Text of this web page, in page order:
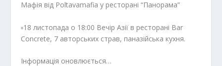
Мафія від Poltavamafia у ресторані “Панорама”
▫️18 листопада о 18:00 Вечір Азії в ресторані Bar
Concrete, 7 авторських страв, паназійська кухня.
Інформація оновлюється…